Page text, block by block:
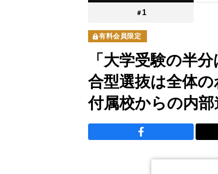
＃ 1
有料会員限定
「大学受験の半
合型選抜は全体
付属校からの内